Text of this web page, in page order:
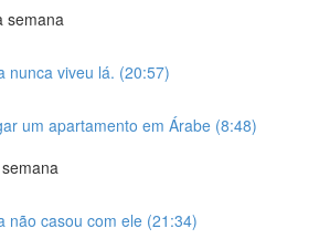
semana
nunca viveu lá. (20:57)
um apartamento em Árabe (8:48)
não casou com ele (21:34)